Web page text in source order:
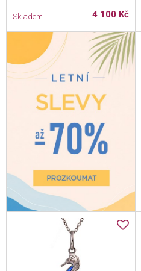
Skladem 4 100 Kč